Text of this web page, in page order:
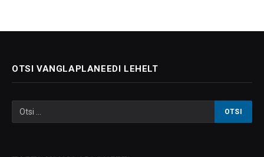
OTSI VANGLAPLANEEDI LEHELT